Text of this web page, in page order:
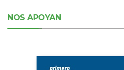
NOS APOYAN